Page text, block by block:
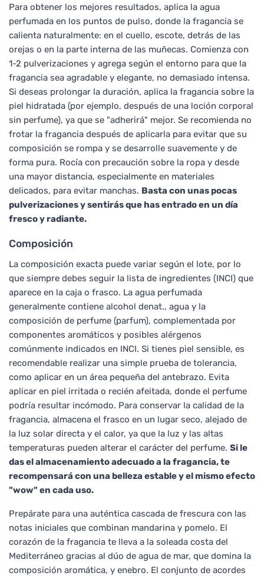
Para obtener los mejores resultados, aplica la agua
perfumada en los puntos de pulso, donde la fragancia se
calienta naturalmente: en el cuello, escote, detrás de las
orejas o en la parte interna de las muñecas. Comienza con
1-2 pulverizaciones y agrega según el entorno para que la
fragancia sea agradable y elegante, no demasiado intensa.
Si deseas prolongar la duración, aplica la fragancia sobre la
piel hidratada (por ejemplo, después de una loción corporal
sin perfume), ya que se "adherirá" mejor. Se recomienda no
frotar la fragancia después de aplicarla para evitar que su
composición se rompa y se desarrolle suavemente y de
forma pura. Rocía con precaución sobre la ropa y desde
una mayor distancia, especialmente en materiales
delicados, para evitar manchas. Basta con unas pocas
pulverizaciones y sentirás que has entrado en un día
fresco y radiante.
Composición
La composición exacta puede variar según el lote, por lo
que siempre debes seguir la lista de ingredientes (INCI) que
aparece en la caja o frasco. La agua perfumada
generalmente contiene alcohol denat., agua y la
composición de perfume (parfum), complementada por
componentes aromáticos y posibles alérgenos
comúnmente indicados en INCI. Si tienes piel sensible, es
recomendable realizar una simple prueba de tolerancia,
como aplicar en un área pequeña del antebrazo. Evita
aplicar en piel irritada o recién afeitada, donde el perfume
podría resultar incómodo. Para conservar la calidad de la
fragancia, almacena el frasco en un lugar seco, alejado de
la luz solar directa y el calor, ya que la luz y las altas
temperaturas pueden alterar el carácter del perfume. Si le
das el almacenamiento adecuado a la fragancia, te
recompensará con una belleza estable y el mismo efecto
"wow" en cada uso.
Prepárate para una auténtica cascada de frescura con las
notas iniciales que combinan mandarina y pomelo. El
corazón de la fragancia te lleva a la soleada costa del
Mediterráneo gracias al dúo de agua de mar, que domina la
composición aromática, y enebro. El conjunto de acordes